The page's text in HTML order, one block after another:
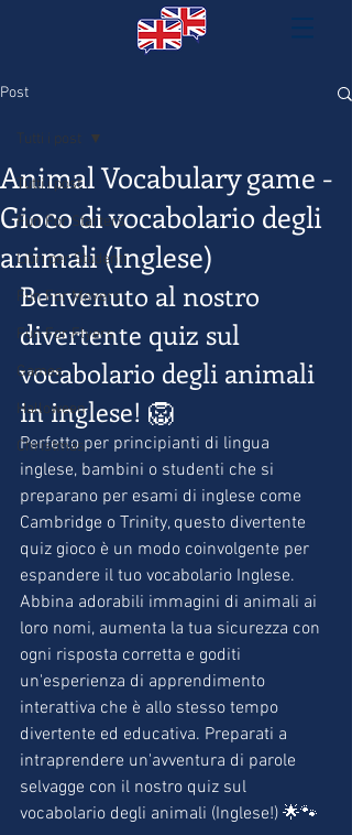
Post
Tutti i post
Fun For Starters
Libri per Studenti
Fun For Movers
Fun For Flyers
Games
Halloween
Christmas
Tutti i post
Animal Vocabulary game -
Gioco di vocabolario degli
animali (Inglese)
Benvenuto al nostro
divertente quiz sul
vocabolario degli animali
in inglese! 🦁
Perfetto per principianti di lingua
inglese, bambini o studenti che si
preparano per esami di inglese come
Cambridge o Trinity, questo divertente
quiz gioco è un modo coinvolgente per
espandere il tuo vocabolario Inglese.
Abbina adorabili immagini di animali ai
loro nomi, aumenta la tua sicurezza con
ogni risposta corretta e goditi
un'esperienza di apprendimento
interattiva che è allo stesso tempo
divertente ed educativa. Preparati a
intraprendere un'avventura di parole
selvagge con il nostro quiz sul
vocabolario degli animali (Inglese!) 🌟🐾